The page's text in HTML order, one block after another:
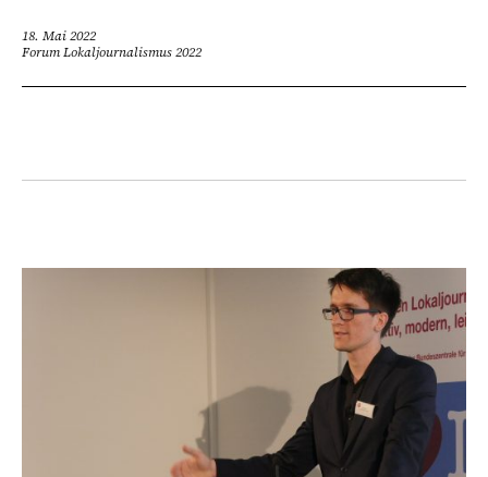
18. Mai 2022
Forum Lokaljournalismus 2022